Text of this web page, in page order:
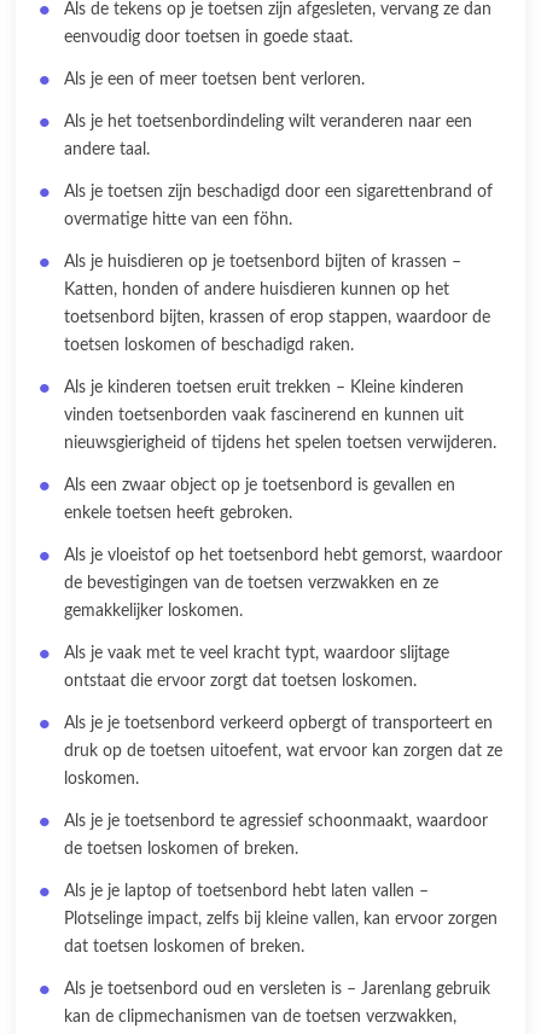
Als de tekens op je toetsen zijn afgesleten, vervang ze dan
eenvoudig door toetsen in goede staat.
Als je een of meer toetsen bent verloren.
Als je het toetsenbordindeling wilt veranderen naar een
andere taal.
Als je toetsen zijn beschadigd door een sigarettenbrand of
overmatige hitte van een föhn.
Als je huisdieren op je toetsenbord bijten of krassen –
Katten, honden of andere huisdieren kunnen op het
toetsenbord bijten, krassen of erop stappen, waardoor de
toetsen loskomen of beschadigd raken.
Als je kinderen toetsen eruit trekken – Kleine kinderen
vinden toetsenborden vaak fascinerend en kunnen uit
nieuwsgierigheid of tijdens het spelen toetsen verwijderen.
Als een zwaar object op je toetsenbord is gevallen en
enkele toetsen heeft gebroken.
Als je vloeistof op het toetsenbord hebt gemorst, waardoor
de bevestigingen van de toetsen verzwakken en ze
gemakkelijker loskomen.
Als je vaak met te veel kracht typt, waardoor slijtage
ontstaat die ervoor zorgt dat toetsen loskomen.
Als je je toetsenbord verkeerd opbergt of transporteert en
druk op de toetsen uitoefent, wat ervoor kan zorgen dat ze
loskomen.
Als je je toetsenbord te agressief schoonmaakt, waardoor
de toetsen loskomen of breken.
Als je je laptop of toetsenbord hebt laten vallen –
Plotselinge impact, zelfs bij kleine vallen, kan ervoor zorgen
dat toetsen loskomen of breken.
Als je toetsenbord oud en versleten is – Jarenlang gebruik
kan de clipmechanismen van de toetsen verzwakken,